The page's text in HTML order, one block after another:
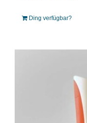
Ding verfügbar?